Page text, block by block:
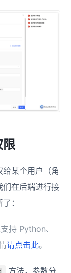
限
某个用户（角
们在后端进行接
：
持 Python、
请点击此。
方法，参数分